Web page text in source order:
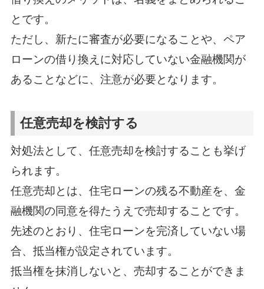
とです。
ただし、新たに審査が必要になることや、ペア
ローンの借り換えに対応していない金融機関が
あることなどに、注意が必要となります。
任意売却を検討する
対処法として、任意売却を検討することも挙げ
られます。
任意売却とは、住宅ローンの残る不動産を、金
融機関の同意を得たうえで売却することです。
先述のとおり、住宅ローンを完済していない場
合、抵当権が設定されています。
抵当権を抹消しないと、売却することができま